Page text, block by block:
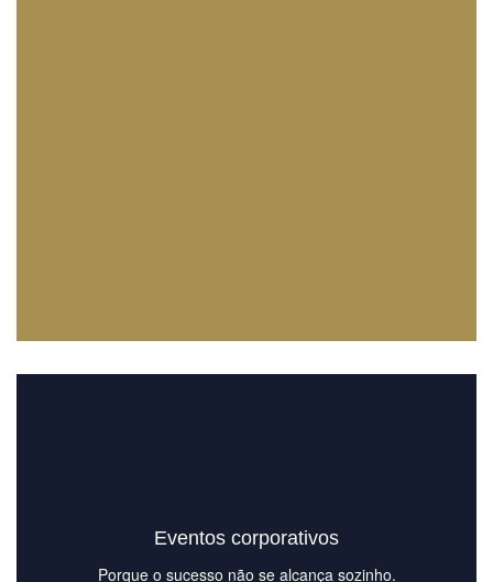
Eventos corporativos
Porque o sucesso não se alcança sozinho.